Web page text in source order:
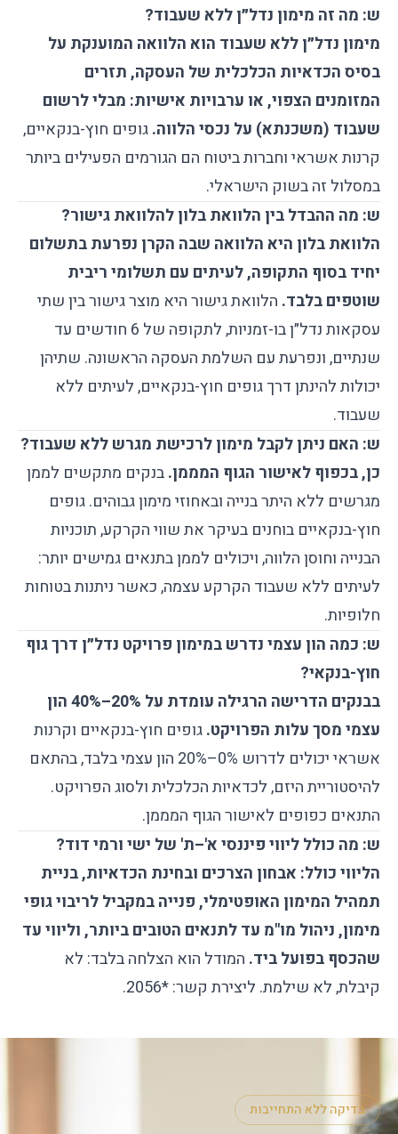
ש: מה זה מימון נדל״ן ללא שעבוד?
מימון נדל״ן ללא שעבוד הוא הלוואה המוענקת על
בסיס הכדאיות הכלכלית של העסקה, תזרים
המזומנים הצפוי, או ערבויות אישיות: מבלי לרשום
שעבוד (משכנתא) על נכסי הלווה.גופים חוץ-בנקאיים,
קרנות אשראי וחברות ביטוח הם הגורמים הפעילים ביותר
במסלול זה בשוק הישראלי.
ש: מה ההבדל בין הלוואת בלון להלוואת גישור?
הלוואת בלון היא הלוואה שבה הקרן נפרעת בתשלום
יחיד בסוף התקופה, לעיתים עם תשלומי ריבית
שוטפים בלבד. הלוואת גישור היא מוצר גישור בין שתי
עסקאות נדל״ן בו-זמניות, לתקופה של 6 חודשים עד
שנתיים, ונפרעת עם השלמת העסקה הראשונה. שתיהן
יכולות להינתן דרך גופים חוץ-בנקאיים, לעיתים ללא
שעבוד.
ש: האם ניתן לקבל מימון לרכישת מגרש ללא שעבוד?
כן, בכפוף לאישור הגוף המממן.בנקים מתקשים לממן
מגרשים ללא היתר בנייה ובאחוזי מימון גבוהים. גופים
חוץ-בנקאיים בוחנים בעיקר את שווי הקרקע, תוכניות
הבנייה וחוסן הלווה, ויכולים לממן בתנאים גמישים יותר:
לעיתים ללא שעבוד הקרקע עצמה, כאשר ניתנות בטוחות
חלופיות.
ש: כמה הון עצמי נדרש במימון פרויקט נדל״ן דרך גוף
חוץ-בנקאי?
בבנקים הדרישה הרגילה עומדת על 20%–40% הון
עצמי מסך עלות הפרויקט.גופים חוץ-בנקאיים וקרנות
אשראי יכולים לדרוש 0%–20% הון עצמי בלבד, בהתאם
להיסטוריית היזם, לכדאיות הכלכלית ולסוג הפרויקט.
התנאים כפופים לאישור הגוף המממן.
ש: מה כולל ליווי פיננסי א'–ת' של ישי ורמי דוד?
הליווי כולל: אבחון הצרכים ובחינת הכדאיות, בניית
תמהיל המימון האופטימלי, פנייה במקביל לריבוי גופי
מימון, ניהול מו"מ עד לתנאים הטובים ביותר, וליווי עד
שהכסף בפועל ביד. המודל הוא הצלחה בלבד: לא
קיבלת, לא שילמת. ליצירת קשר: *2056.
בדיקה ללא התחייבות